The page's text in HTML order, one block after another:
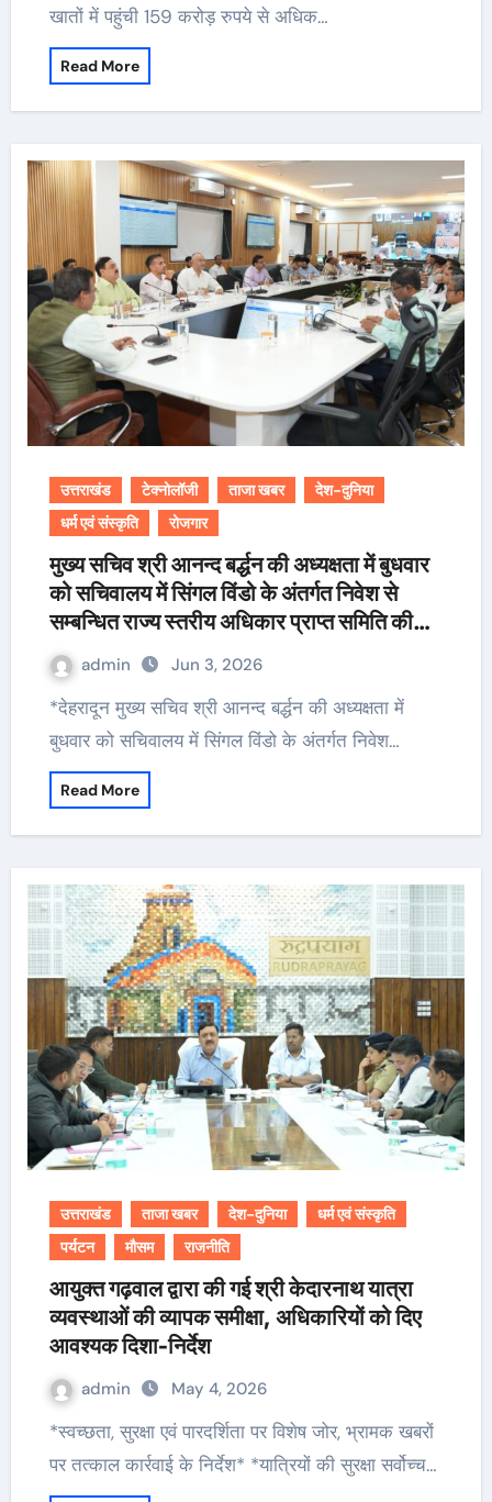
खातों में पहुंची 159 करोड़ रुपये से अधिक…
Read More
उत्तराखंड टेक्नोलॉजी ताजा खबर
देश-दुनिया
धर्म एवं संस्कृति
रोजगार
मुख्य सचिव श्री आनन्द बर्द्धन की अध्यक्षता में बुधवार
को सचिवालय में सिंगल विंडो के अंतर्गत निवेश से
सम्बन्धित राज्य स्तरीय अधिकार प्राप्त समिति की
65वीं बैठक आयोजित हुयी।
admin Jun 3, 2026
*देहरादून मुख्य सचिव श्री आनन्द बर्द्धन की अध्यक्षता में
बुधवार को सचिवालय में सिंगल विंडो के अंतर्गत निवेश…
Read More
उत्तराखंड ताजा खबर देश-दुनिया
धर्म एवं संस्कृति
पर्यटन
मौसम राजनीति
आयुक्त गढ़वाल द्वारा की गई श्री केदारनाथ यात्रा
व्यवस्थाओं की व्यापक समीक्षा, अधिकारियों को दिए
आवश्यक दिशा-निर्देश
admin May 4, 2026
*स्वच्छता, सुरक्षा एवं पारदर्शिता पर विशेष जोर, भ्रामक खबरों
पर तत्काल कार्रवाई के निर्देश* *यात्रियों की सुरक्षा सर्वोच्च…